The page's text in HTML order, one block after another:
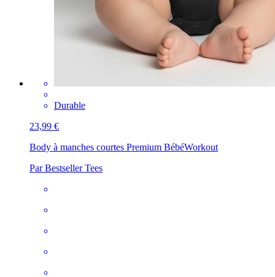
Durable
23,99 €
Body à manches courtes Premium BébéWorkout
Par Bestseller Tees